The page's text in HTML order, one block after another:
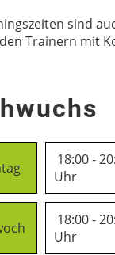
sind
Trainern mit
18:00 -
Uhr
18:00 -
Uhr